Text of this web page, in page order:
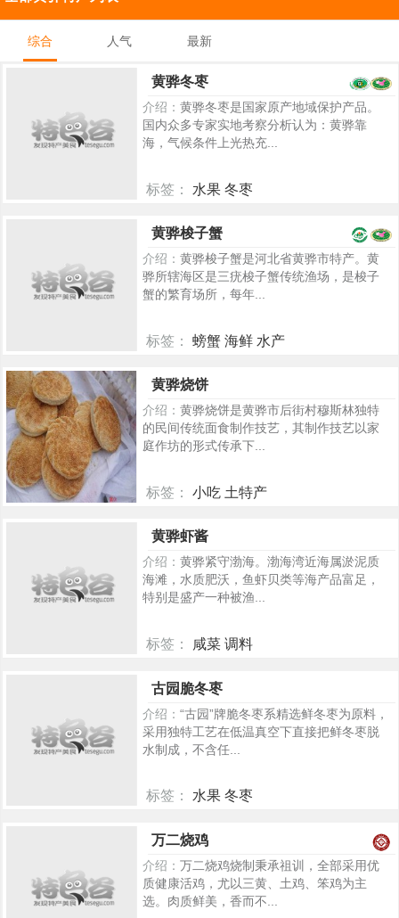
综合 人气 最新
黄骅冬枣
介绍： 黄骅冬枣是国家原产地域保护产品。
国内众多专家实地考察分析认为：黄骅靠
海，气候条件上光热充...
标签： 水果 冬枣
黄骅梭子蟹
介绍： 黄骅梭子蟹是河北省黄骅市特产。黄
骅所辖海区是三疣梭子蟹传统渔场，是梭子
蟹的繁育场所，每年...
标签： 螃蟹 海鲜 水产
黄骅烧饼
介绍： 黄骅烧饼是黄骅市后街村穆斯林独特
的民间传统面食制作技艺，其制作技艺以家
庭作坊的形式传承下...
标签： 小吃 土特产
黄骅虾酱
介绍： 黄骅紧守渤海。渤海湾近海属淤泥质
海滩，水质肥沃，鱼虾贝类等海产品富足，
特别是盛产一种被渔...
标签： 咸菜 调料
古园脆冬枣
介绍： “古园”牌脆冬枣系精选鲜冬枣为原料，
采用独特工艺在低温真空下直接把鲜冬枣脱
水制成，不含任...
标签： 水果 冬枣
万二烧鸡
介绍： 万二烧鸡烧制秉承祖训，全部采用优
质健康活鸡，尤以三黄、土鸡、笨鸡为主
选。肉质鲜美，香而不...